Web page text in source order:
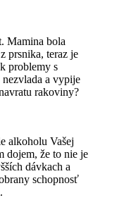
Mamina bola
prsnika, teraz je
problemy s
a vypije
rakoviny?
alkoholu Vašej
dojem, že to nie je
dávkach a
schopnosť